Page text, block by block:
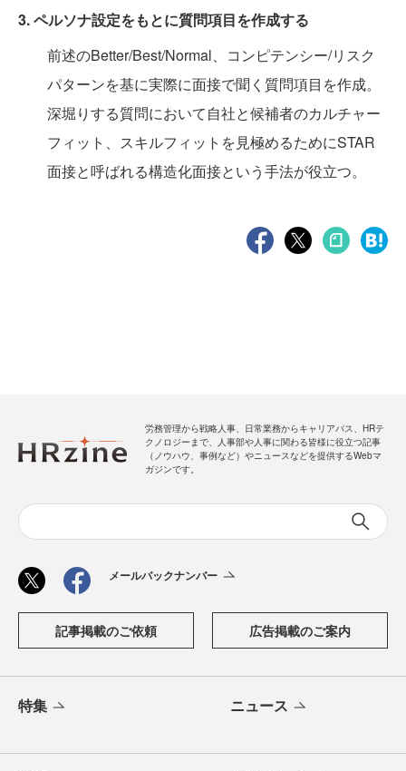
3. ペルソナ設定をもとに質問項目を作成する
前述のBetter/Best/Normal、コンピテンシー/リスク
パターンを基に実際に面接で聞く質問項目を作成。
深堀りする質問において自社と候補者のカルチャー
フィット、スキルフィットを見極めるためにSTAR
面接と呼ばれる構造化面接という手法が役立つ。
労務管理から戦略人事、日常業務からキャリアパス、HRテ
クノロジーまで、人事部や人事に関わる皆様に役立つ記事
（ノウハウ、事例など）やニュースなどを提供するWebマ
ガジンです。
メールバックナンバー
記事掲載のご依頼 広告掲載のご案内
特集 ニュース